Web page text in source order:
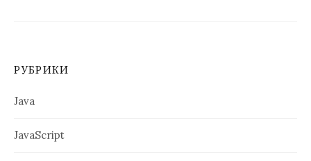
РУБРИКИ
Java
JavaScript